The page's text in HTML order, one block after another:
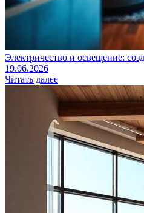
Электричество и освещение:
19.06.2026
Читать далее